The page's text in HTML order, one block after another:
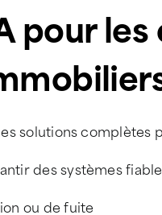
pour
solutions complètes
des systèmes
ou de fuite